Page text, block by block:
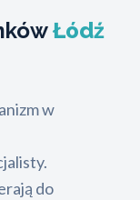
Łódź
w
do